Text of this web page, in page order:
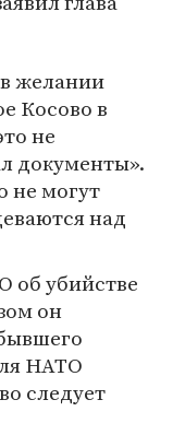
желании
Косово в
не
документы».
не могут
над
об убийстве
он
НАТО
следует